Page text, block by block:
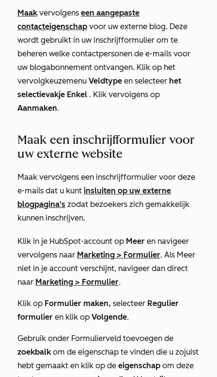
Maakvervolgens een aangepaste
contacteigenschap voor uw externe blog. Deze
wordt gebruikt in uw inschrijfformulier om te
beheren welke contactpersonen de e-mails voor
uw blogabonnement ontvangen. Klik op het
vervolgkeuzemenu Veldtype en selecteer het
selectievakje Enkel . Klik vervolgens op
Aanmaken.
Maak een inschrijfformulier voor
uw externe website
Maak vervolgens een inschrijfformulier voor deze
e-mails dat u kunt insluiten op uw externe
blogpagina's zodat bezoekers zich gemakkelijk
kunnen inschrijven.
Klik in je HubSpot-account op Meer en navigeer
vervolgens naar Marketing > Formulier. Als Meer
niet in je account verschijnt, navigeer dan direct
naar Marketing > Formulier.
Klik op Formulier maken, selecteer Regulier
formulier en klik op Volgende.
Gebruik onder Formulierveld toevoegen de
zoekbalkom de eigenschap te vinden die u zojuist
hebt gemaakt en klik op de eigenschap om deze